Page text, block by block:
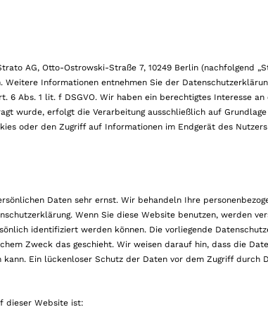
AG, Otto-Ostrowski-Straße 7, 10249 Berlin (nachfolgend
Informationen entnehmen Sie der
6 Abs. 1 lit. f DSGVO. Wir haben ein berechtigtes Interesse
wurde, erfolgt die Verarbeitung ausschließlich auf Grundlage
oder den Zugriff auf Informationen im Endgerät des
Daten sehr ernst. Wir behandeln Ihre
Wenn Sie diese Website benutzen, werden
identifiziert werden können. Die vorliegende
Zweck das geschieht. Wir weisen darauf hin, dass die
Ein lückenloser Schutz der Daten vor dem Zugriff durch
dieser Website ist: